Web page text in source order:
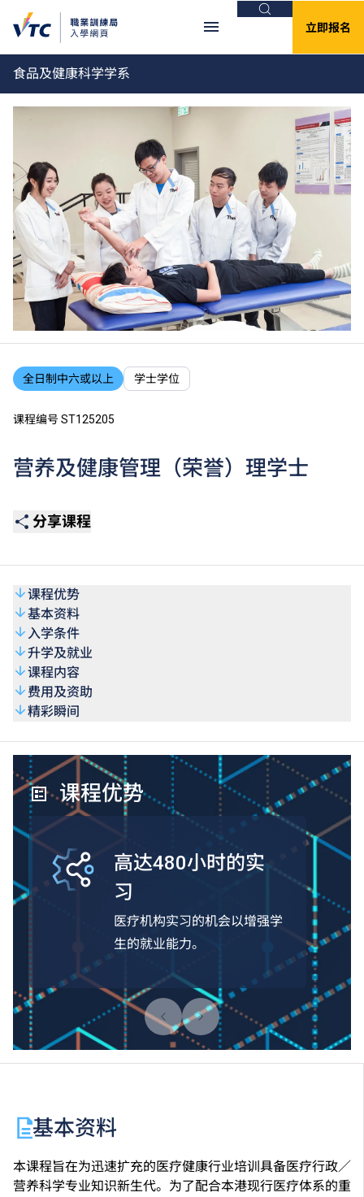
搜索
立即报名
食品及健康科学学系
全日制中六或以上 学士学位
课程编号 ST125205
营养及健康管理（荣誉）理学士
分享课程
课程优势
基本资料
入学条件
升学及就业
课程内容
费用及资助
精彩瞬间
课程优势
高达480小时的实
习
医疗机构实习的机会以增强学
生的就业能力。
基本资料
本课程旨在为迅速扩充的医疗健康行业培训具备医疗行政／
营养科学专业知识新生代。为了配合本港现行医疗体系的重